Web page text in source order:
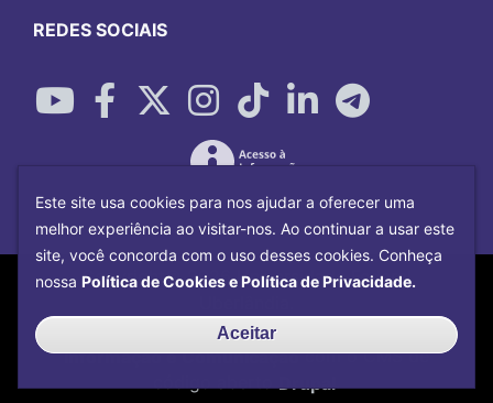
REDES SOCIAIS
Copyright©2026Universidade Federal
Centro de Tecnologia da
Informação e Comunicaçãocom o CMS de
código aberto
Drupal
Este site usa cookies para nos ajudar a oferecer uma
melhor experiência ao visitar-nos. Ao continuar a usar este
site, você concorda com o uso desses cookies. Conheça
nossa Política de Cookies e Política de Privacidade.
Aceitar